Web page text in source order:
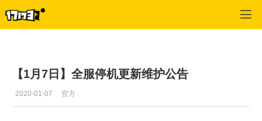
【1月7日】全服停机更新维护公告
2020-01-07 官方